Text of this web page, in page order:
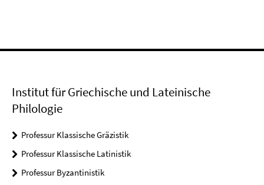
Institut für Griechische und Lateinische
Philologie
Professur Klassische Gräzistik
Professur Klassische Latinistik
Professur Byzantinistik